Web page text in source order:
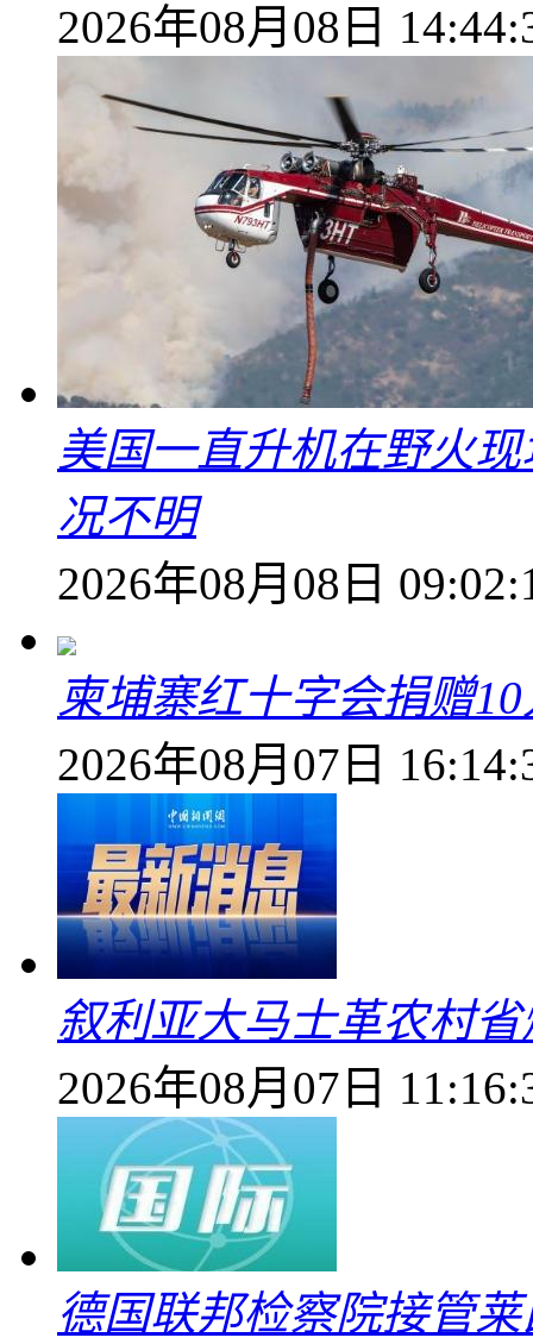
2026年08月08日
美国一直升机在野火
况不明
2026年08月08日
柬埔寨红十字会捐赠
2026年08月07日
叙利亚大马士革农村
2026年08月07日
德国联邦检察院接管